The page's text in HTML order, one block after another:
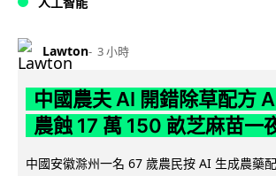
Lawton 3 小時
中國農夫 AI 開錯除草配方
農蝕 17 萬 150 畝芝麻苗一
中國安徽滁州一名 67 歲農民按 AI 生成農藥